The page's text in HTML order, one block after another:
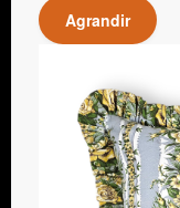
Agrandir